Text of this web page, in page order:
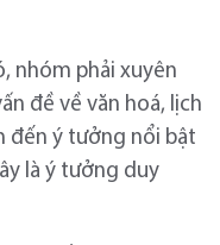
nhóm phải xuyên
đề về văn hoá, lịch
đến ý tưởng nổi bật
là ý tưởng duy